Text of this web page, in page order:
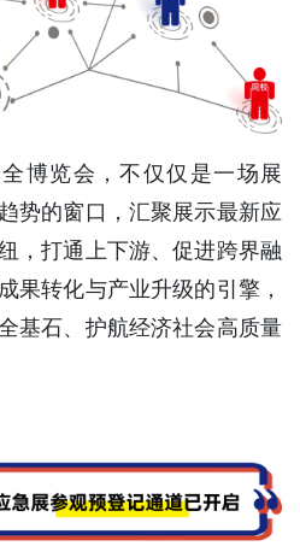
博览会，不仅仅是一场展
势的窗口，汇聚展示最新应
，打通上下游、促进跨界融
果转化与产业升级的引擎，
基石、护航经济社会高质量